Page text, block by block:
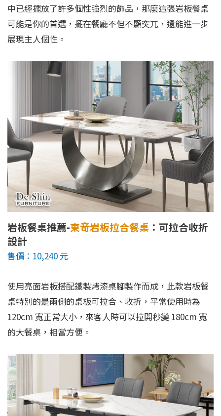
中已經擺放了許多個性強烈的飾品，那麼這張岩板餐桌
可能是你的首選，擺在餐廳不但不顯突兀，還能進一步
展現主人個性。
岩板餐桌推薦-東竒岩板拉合餐桌 ：可拉合收折
設計
售價：10,240 元
使用亮面岩板搭配鐵製烤漆桌腳製作而成，此款岩板餐
桌特別的是兩側的桌板可拉合、收折，平常使用時為
120cm 寬正常大小，來客人時可以拉開秒變 180cm 寬
的大餐桌，相當方便。